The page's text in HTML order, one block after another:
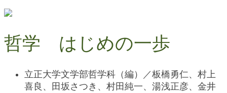
哲学 はじめの一歩
立正大学文学部哲学科（編）／板橋勇仁、村上
喜良、田坂さつき、村田純一、湯浅正彦、金井